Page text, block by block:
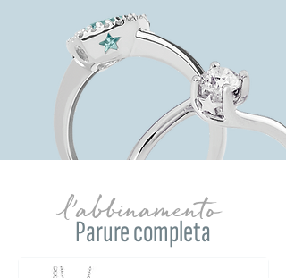
Parure completa
l'abbinamento